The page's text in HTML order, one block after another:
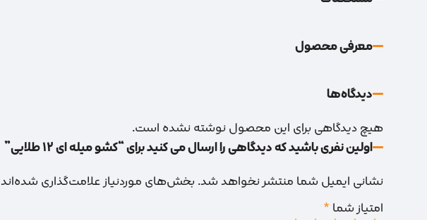
معرفی محصول
دیدگاه‌‌ها
هیچ دیدگاهی برای این محصول نوشته نشده است.
اولین نفری باشید که دیدگاهی را ارسال می کنید برای “کشو میله ای 12 طلایی”
نشانی ایمیل شما منتشر نخواهد شد. بخش‌های موردنیاز علامت‌گذاری شده‌اند
امتیاز شما *